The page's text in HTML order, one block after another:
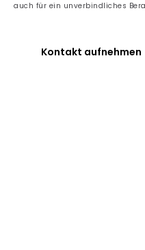
auch für ein unverbindliches
Kontakt aufnehmen